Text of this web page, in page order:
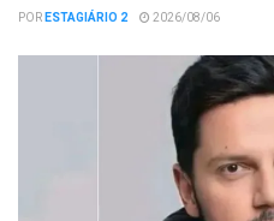
PORESTAGIÁRIO 2 2026/08/06